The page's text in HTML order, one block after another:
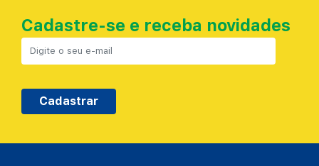
Cadastre-se e receba novidades
Cadastrar